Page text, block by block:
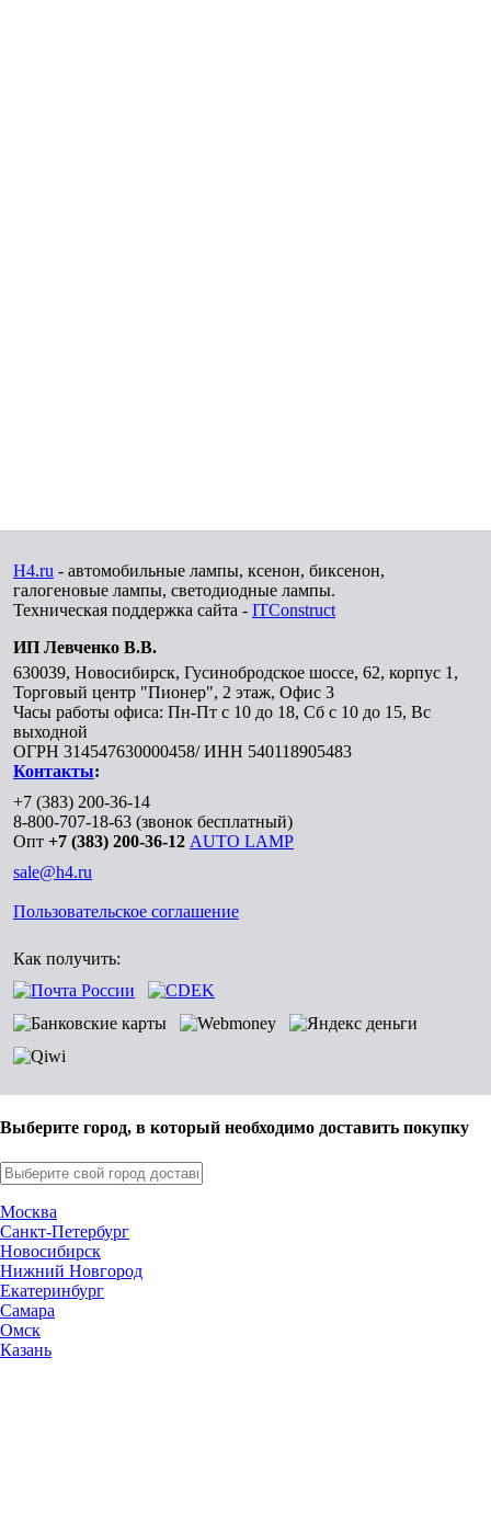
H4.ru - автомобильные лампы, ксенон, биксенон,
галогеновые лампы, светодиодные лампы.
Техническая поддержка сайта - ITConstruct
ИП Левченко В.В.
630039, Новосибирск, Гусинобродское шоссе, 62, корпус 1,
Торговый центр "Пионер", 2 этаж, Офис 3
Часы работы офиса: Пн-Пт с 10 до 18, Сб с 10 до 15, Вс
выходной
ОГРН 314547630000458/ ИНН 540118905483
Контакты:
+7 (383) 200-36-14
8-800-707-18-63 (звонок бесплатный)
Опт +7 (383) 200-36-12 AUTO LAMP
sale@h4.ru
Пользовательское соглашение
Как получить:
Выберите город, в который необходимо доставить покупку
Москва
Санкт-Петербург
Новосибирск
Нижний Новгород
Екатеринбург
Самара
Омск
Казань